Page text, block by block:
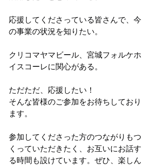
応援してくださっている皆さんで、今
の事業の状況を知りたい。
クリコマヤマビール、宮城フォルケホ
イスコーレに関心がある。
ただただ、応援したい！
そんな皆様のご参加をお待ちしており
ます。
参加してくださった方のつながりもつ
くっていただきたく、お互いにお話す
る時間も設けています。ぜひ、楽しん